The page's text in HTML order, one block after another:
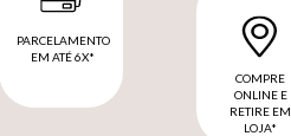
PARCELAMENTO
EM ATÉ 6X*
COMPRE
ONLINE E
RETIRE EM
LOJA*